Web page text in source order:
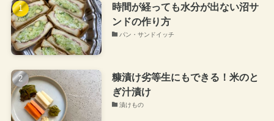
時間が経っても水分が出ない沼サ
ンドの作り方
パン・サンドイッチ
糠漬け劣等生にもできる！米のと
ぎ汁漬け
漬けもの